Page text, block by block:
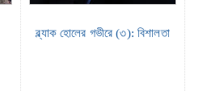
ব্ল্যাক হোলের গভীরে (৩): বিশালতা